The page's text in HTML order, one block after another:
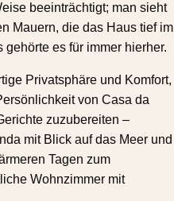
beeinträchtigt; man sieht
Mauern, die das Haus tief im
es für immer hierher.
Privatsphäre und Komfort,
von Casa da
zuzubereiten –
mit Blick auf das Meer und
Tagen zum
Wohnzimmer mit